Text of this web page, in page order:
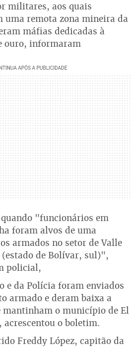
militares, aos quais
uma remota zona mineira da
máfias dedicadas à
ouro, informaram
"funcionários em
foram alvos de uma
armados no setor de Valle
(estado de Bolívar, sul)",
policial,
e da Polícia foram enviados
armado e deram baixa a
mantinham o município de El
o boletim.
Freddy López, capitão da